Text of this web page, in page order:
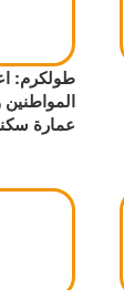
طولكرم:
عمارة